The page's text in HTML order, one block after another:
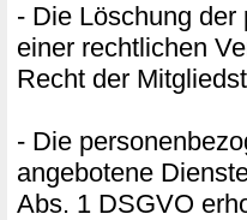
- Die Löschung
einer rechtlichen
Recht der
- Die
angebotene
Abs. 1 DSGVO